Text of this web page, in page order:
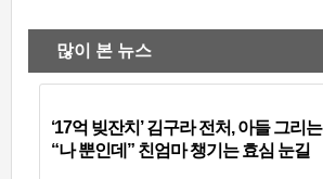
많이 본 뉴스
‘17억 빚잔치’ 김구라 전처, 아들 그리는
“나 뿐인데” 친엄마 챙기는 효심 눈길